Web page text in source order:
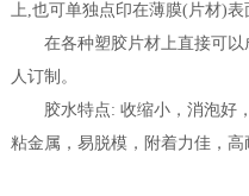
上,也可单独点印在薄膜(片材)表
在各种塑胶片材上直接可以
人订制。
胶水特点: 收缩小，消泡好，
粘金属，易脱模，附着力佳，高